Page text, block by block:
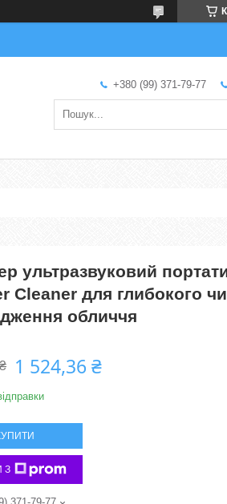
+380 (99) 371-79-77
ультразвуковий
Cleaner для глибокого
обличчя
1 524,36 ₴
З